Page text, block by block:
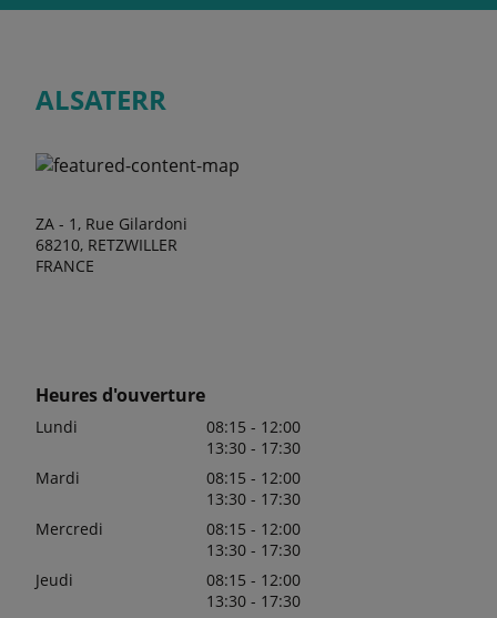
ALSATERR
ZA - 1, Rue Gilardoni
68210, RETZWILLER
FRANCE
Heures d'ouverture
Lundi
08:15 - 12:00
13:30 - 17:30
Mardi
08:15 - 12:00
13:30 - 17:30
Mercredi
08:15 - 12:00
13:30 - 17:30
Jeudi
08:15 - 12:00
13:30 - 17:30